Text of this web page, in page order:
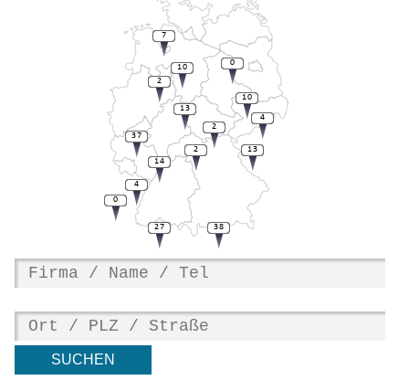
13
4
37
10
2
0
10
7
2
13
0
14
4
27
2
38